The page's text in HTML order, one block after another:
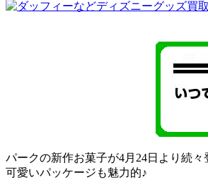
パークの新作お菓子が4月24日より続々
可愛いパッケージも魅力的♪